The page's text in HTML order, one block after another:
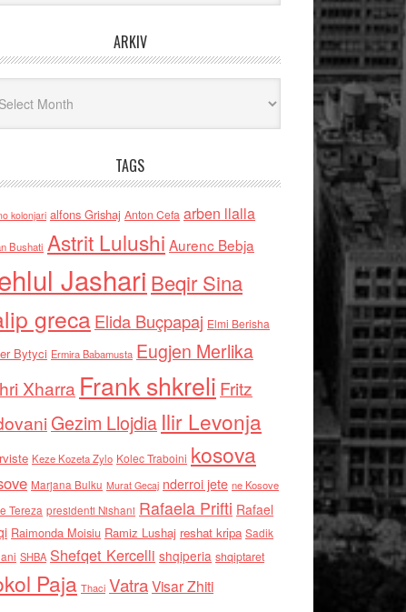
ARKIV
TAGS
kolonjari alfons Grishaj Anton Cefa arben llalla
Bushati Astrit Lulushi Aurenc Bebja
Jashari Beqir Sina
grecaElida Buçpapaj Elmi Berisha
Bytyci Ermira Babamusta Eugjen Merlika
Xharra Frank shkreli Fritz
Gezim Llojdia Ilir Levonja
Keze Kozeta Zylo Kolec Traboini kosova
Marjana Bulku Murat Gecaj nderroi jete ne Kosove
Tereza presidenti Nishani Rafaela Prifti Rafael
Raimonda Moisiu Ramiz Lushaj reshat kripa Sadik
SHBA Shefqet Kercelli shqiperia shqiptaret
Paja Thaci VatraVisar Zhiti